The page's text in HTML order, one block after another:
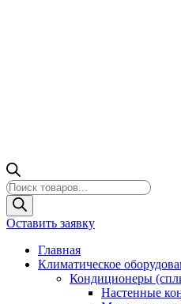
Поиск
товаров
Оставить заявку
Главная
Климатическое
Кондиционеры
Настенные